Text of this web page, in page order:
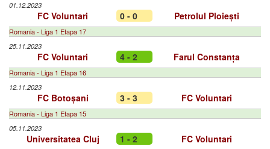
01.12.2023
FC Voluntari 0 - 0 Petrolul Ploiești
Romania - Liga 1 Etapa 17
25.11.2023
FC Voluntari 4 - 2 Farul Constanța
Romania - Liga 1 Etapa 16
12.11.2023
FC Botoșani 3 - 3 FC Voluntari
Romania - Liga 1 Etapa 15
05.11.2023
Universitatea Cluj 1 - 2 FC Voluntari